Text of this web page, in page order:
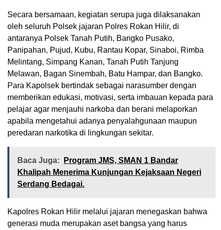
Secara bersamaan, kegiatan serupa juga dilaksanakan
oleh seluruh Polsek jajaran Polres Rokan Hilir, di
antaranya Polsek Tanah Putih, Bangko Pusako,
Panipahan, Pujud, Kubu, Rantau Kopar, Sinaboi, Rimba
Melintang, Simpang Kanan, Tanah Putih Tanjung
Melawan, Bagan Sinembah, Batu Hampar, dan Bangko.
Para Kapolsek bertindak sebagai narasumber dengan
memberikan edukasi, motivasi, serta imbauan kepada para
pelajar agar menjauhi narkoba dan berani melaporkan
apabila mengetahui adanya penyalahgunaan maupun
peredaran narkotika di lingkungan sekitar.
Baca Juga:
Program JMS, SMAN 1 Bandar
Khalipah Menerima Kunjungan Kejaksaan Negeri
Serdang Bedagai.
Kapolres Rokan Hilir melalui jajaran menegaskan bahwa
generasi muda merupakan aset bangsa yang harus